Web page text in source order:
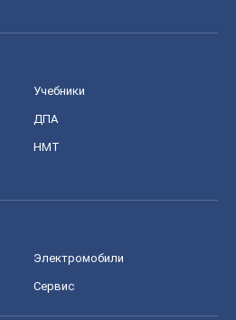
Учебники
ДПА
НМТ
Электромобили
Сервис